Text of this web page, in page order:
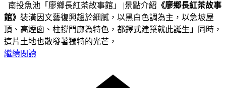
南投魚池「廖鄉長紅茶故事館」 |景點介紹 《廖鄉長紅茶故事
館》 裝潢因文藝復興趨於細膩，以黑白色調為主，以急坡屋
頂、高煙囱、柱撐門廊為特色，都鐸式建築就此誕生 」
同時，
這片土地也散發著獨特的光芒，
繼續閱讀